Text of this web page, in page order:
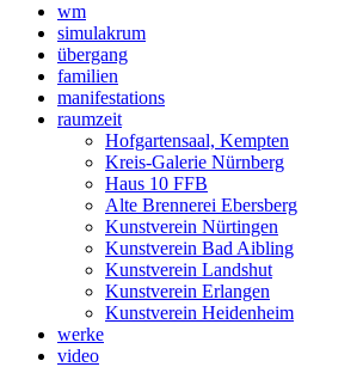
wm
simulakrum
übergang
familien
manifestations
raumzeit
Hofgartensaal, Kempten
Kreis-Galerie Nürnberg
Haus 10 FFB
Alte Brennerei Ebersberg
Kunstverein Nürtingen
Kunstverein Bad Aibling
Kunstverein Landshut
Kunstverein Erlangen
Kunstverein Heidenheim
werke
video